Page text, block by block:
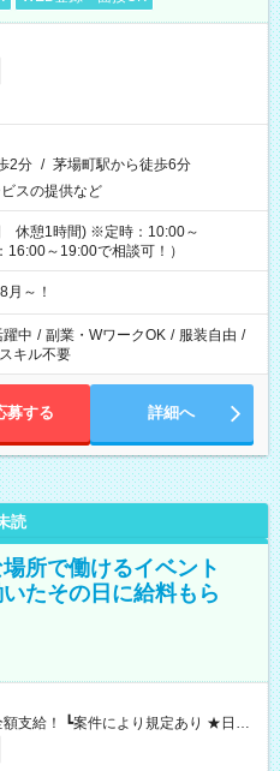
2分 / 茅場町駅から徒歩6分
スの提供など
休憩1時間) ※定時：10:00～
～19:00で相談可！）
～！
中 / 副業・WワークOK / 服装自由 /
キル不要
募する 詳細へ
読
所で働けるイベント
たその日に給料もら
いたその日に現金GET♪ お仕事後はコ
とせます！ 【試用期間】試